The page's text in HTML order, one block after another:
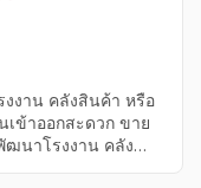
งาน คลังสินค้า หรือ
ข้าออกสะดวก ขาย
นาโรงงาน คลัง